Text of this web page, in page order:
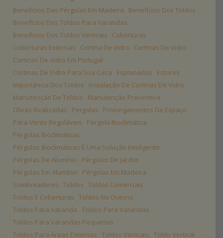
Benefícios Das Pérgolas Em Madeira
Benefícios Dos Toldos
Benefícios Dos Toldos Para Varandas
Benefícios Dos Toldos Verticais
Coberturas
Coberturas Externas
Cortina De Vidro
Cortinas De Vidro
Cortinas De Vidro Em Portugal
Cortinas De Vidro Para Sua Casa
Esplanadas
Estores
Importância Dos Toldos
Instalação De Cortinas De Vidro
Manutenção De Toldos
Manutenção Preventiva
Obras Realizadas
Pergolas
Prolongamentos De Espaço
Pára-Vento Reguláveis
Pérgola Bioclimática
Pérgolas Bioclimáticas
Pérgolas Bioclimáticas É Uma Solução Inteligente
Pérgolas De Alumínio
Pérgolas De Jardim
Pérgolas Em Alumínio
Pérgolas Em Madeira
Sombreadores Toldos Toldos Comerciais
Toldos E Coberturas Toldos No Outono
Toldos Para Varanda Toldos Para Varandas
Toldos Para Varandas Pequenas
Toldos Para Áreas Externas Toldos Verticais Toldo Vertical